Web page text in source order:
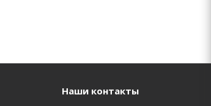
Наши контакты